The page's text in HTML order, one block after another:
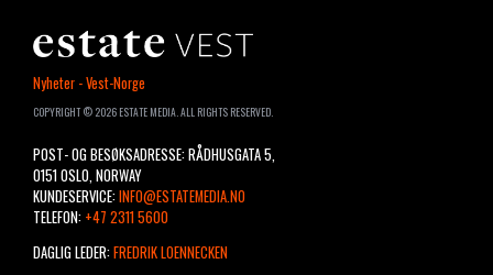
ESTATE
Nyheter - Vest-Norge
COPYRIGHT © 2026 ESTATE MEDIA. ALL RIGHTS RESERVED.
POST- OG BESØKSADRESSE: RÅDHUSGATA 5,
0151 OSLO, NORWAY
KUNDESERVICE: INFO@ESTATEMEDIA.NO
TELEFON: +47 2311 5600
DAGLIG LEDER: FREDRIK LOENNECKEN